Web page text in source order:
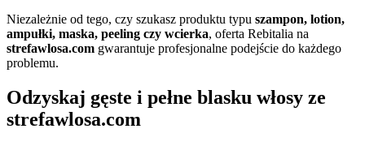
Niezależnie od tego, czy szukasz produktu typu szampon, lotion,
ampułki, maska, peeling czy wcierka, oferta Rebitalia na
strefawlosa.com gwarantuje profesjonalne podejście do każdego
problemu.
Odzyskaj gęste i pełne blasku włosy ze
strefawlosa.com